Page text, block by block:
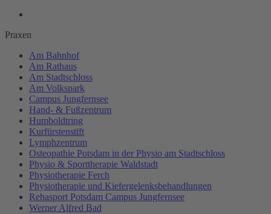
Praxen
Am Bahnhof
Am Rathaus
Am Stadtschloss
Am Volkspark
Campus Jungfernsee
Hand- & Fußzentrum
Humboldtring
Kurfürstenstift
Lymphzentrum
Osteopathie Potsdam in der Physio am Stadtschloss
Physio & Sporttherapie Waldstadt
Physiotherapie Ferch
Physiotherapie und Kiefergelenksbehandlungen
Rehasport Potsdam Campus Jungfernsee
Werner Alfred Bad